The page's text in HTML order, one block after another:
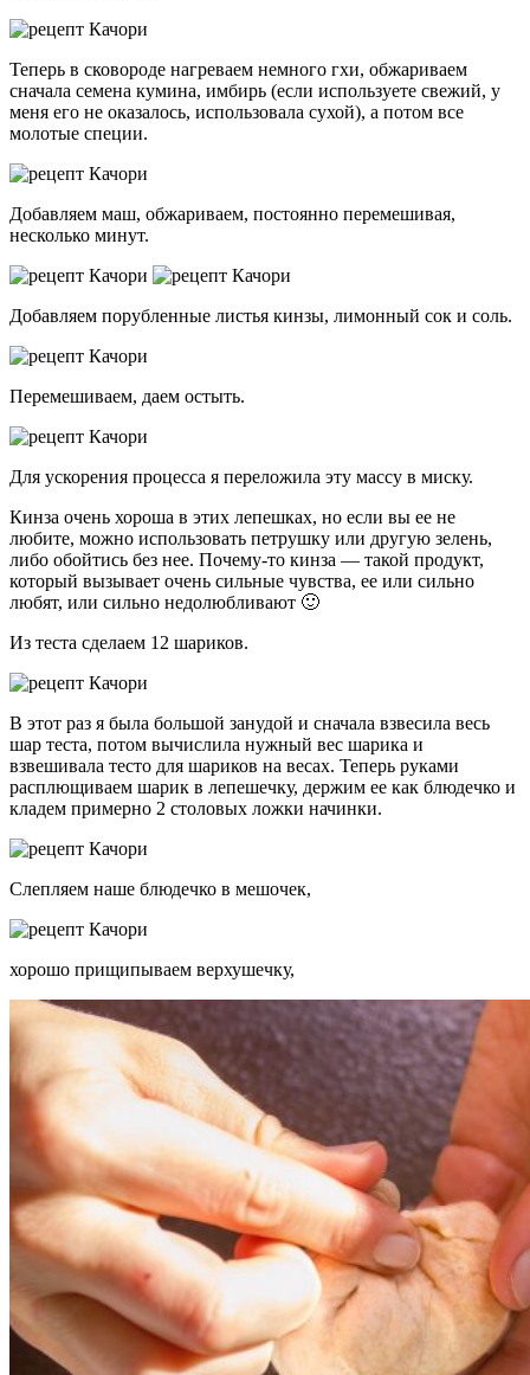
Теперь в сковороде нагреваем немного гхи, обжариваем
сначала семена кумина, имбирь (если используете свежий, у
меня его не оказалось, использовала сухой), а потом все
молотые специи.
Добавляем маш, обжариваем, постоянно перемешивая,
несколько минут.
Добавляем порубленные листья кинзы, лимонный сок и соль.
Перемешиваем, даем остыть.
Для ускорения процесса я переложила эту массу в миску.
Кинза очень хороша в этих лепешках, но если вы ее не
любите, можно использовать петрушку или другую зелень,
либо обойтись без нее. Почему-то кинза — такой продукт,
который вызывает очень сильные чувства, ее или сильно
любят, или сильно недолюбливают 🙂
Из теста сделаем 12 шариков.
В этот раз я была большой занудой и сначала взвесила весь
шар теста, потом вычислила нужный вес шарика и
взвешивала тесто для шариков на весах. Теперь руками
расплющиваем шарик в лепешечку, держим ее как блюдечко и
кладем примерно 2 столовых ложки начинки.
Слепляем наше блюдечко в мешочек,
хорошо прищипываем верхушечку,